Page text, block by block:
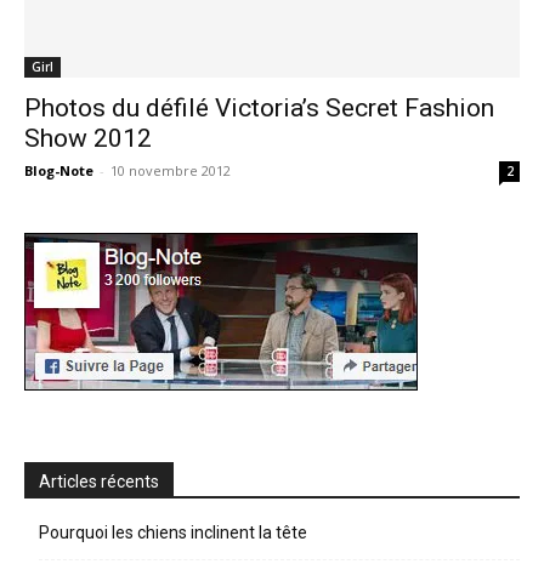
Girl
Photos du défilé Victoria’s Secret Fashion
Show 2012
Blog-Note - 10 novembre 2012 2
Articles récents
Pourquoi les chiens inclinent la tête